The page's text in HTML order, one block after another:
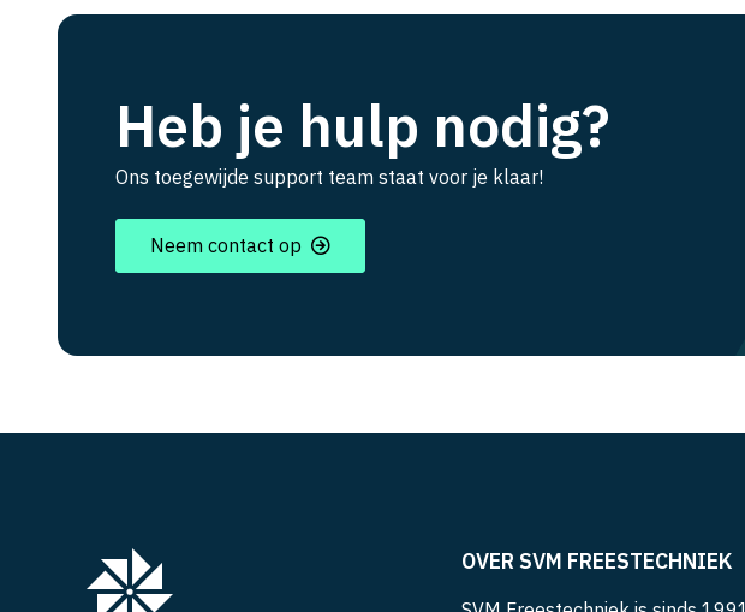
Heb je hulp nodig?
Ons toegewijde support team staat voor je klaar!
Neem contact op
OVER SVM FREESTECHNIEK